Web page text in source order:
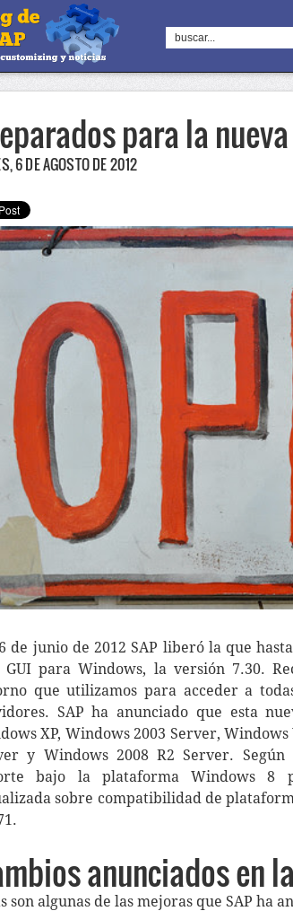
para la
6 DE AGOSTO DE 2012
de junio de 2012 SAP liberó la que
GUI para Windows, la versión 7.30.
que utilizamos para acceder a
SAP ha anunciado que esta
XP, Windows 2003 Server,
y Windows 2008 R2 Server.
bajo la plataforma Windows 8
sobre compatibilidad de
anunciados en
son algunas de las mejoras que SAP ha